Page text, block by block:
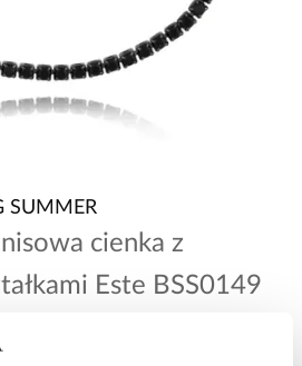
SUMMER
cienka z
Este BSS0149